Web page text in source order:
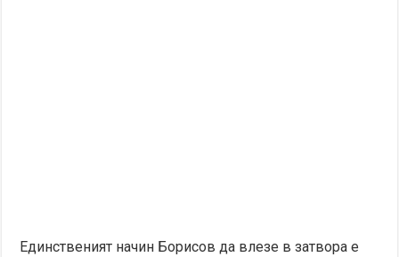
Единственият начин Борисов да влезе в затвора е